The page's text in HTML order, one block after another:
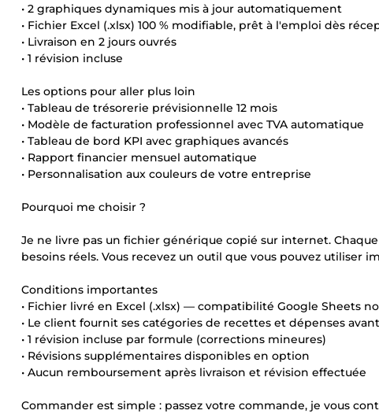
• 2 graphiques dynamiques mis à jour automatiquement
• Fichier Excel (.xlsx) 100 % modifiable, prêt à l'emploi dès
• Livraison en 2 jours ouvrés
• 1 révision incluse
Les options pour aller plus loin
• Tableau de trésorerie prévisionnelle 12 mois
• Modèle de facturation professionnel avec TVA automatique
• Tableau de bord KPI avec graphiques avancés
• Rapport financier mensuel automatique
• Personnalisation aux couleurs de votre entreprise
Pourquoi me choisir ?
Je ne livre pas un fichier générique copié sur internet.
besoins réels. Vous recevez un outil que vous pouvez utiliser
Conditions importantes
• Fichier livré en Excel (.xlsx) — compatibilité Google Sheets
• Le client fournit ses catégories de recettes et dépenses
• 1 révision incluse par formule (corrections mineures)
• Révisions supplémentaires disponibles en option
• Aucun remboursement après livraison et révision effectuée
Commander est simple : passez votre commande, je vous